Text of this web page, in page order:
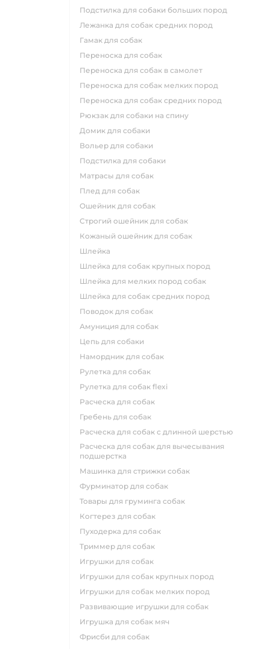
подстилка для собаки больших пород
лежанка для собак средних пород
гамак для собак
переноска для собак
переноска для собак в самолет
переноска для собак мелких пород
переноска для собак средних пород
рюкзак для собаки на спину
домик для собаки
вольер для собаки
подстилка для собаки
матрасы для собак
плед для собак
ошейник для собак
строгий ошейник для собак
кожаный ошейник для собак
шлейка
шлейка для собак крупных пород
шлейка для мелких пород собак
шлейка для собак средних пород
поводок для собак
амуниция для собак
цепь для собаки
намордник для собак
рулетка для собак
рулетка для собак flexi
расческа для собак
гребень для собак
расческа для собак с длинной шерстью
расческа для собак для вычесывания
подшерстка
машинка для стрижки собак
фурминатор для собак
товары для груминга собак
когтерез для собак
пуходерка для собак
триммер для собак
игрушки для собак
игрушки для собак крупных пород
игрушки для собак мелких пород
развивающие игрушки для собак
игрушка для собак мяч
фрисби для собак